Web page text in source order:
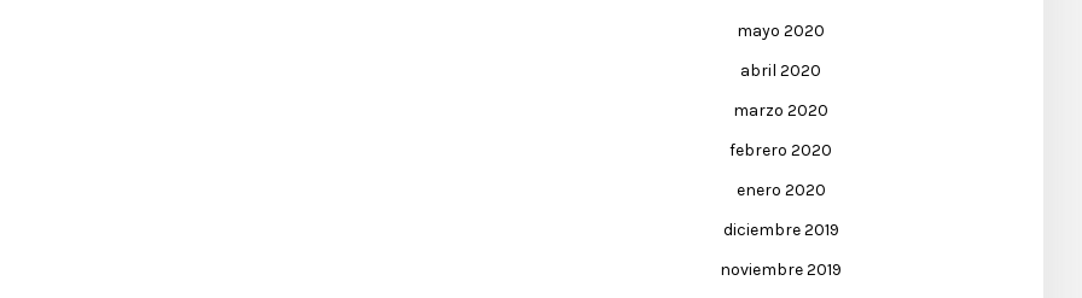
mayo 2020
abril 2020
marzo 2020
febrero 2020
enero 2020
diciembre 2019
noviembre 2019